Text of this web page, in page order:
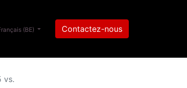
(BE) Contactez-nous
vs.